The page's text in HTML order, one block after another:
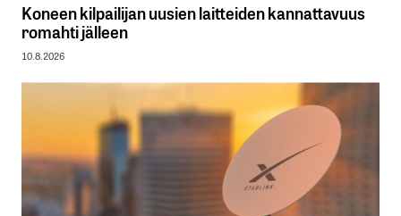
Koneen kilpailijan uusien laitteiden kannattavuus
romahti jälleen
10.8.2026